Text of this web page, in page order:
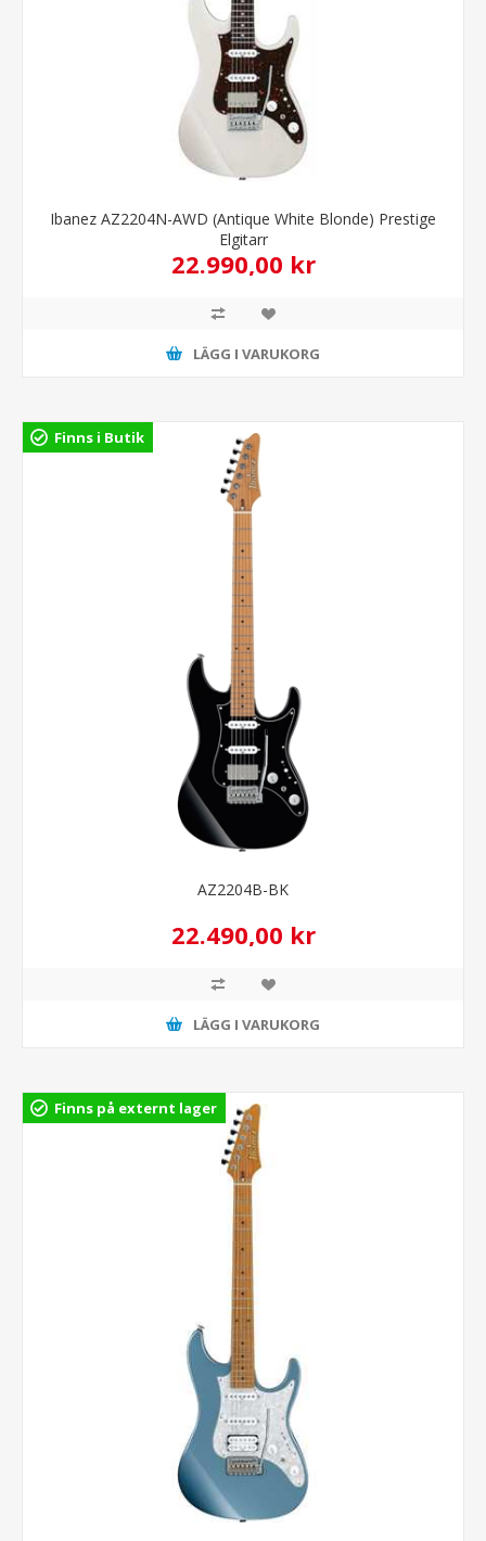
Ibanez AZ2204N-AWD (Antique White Blonde) Prestige
Elgitarr
22.990,00 kr
LÄGG I VARUKORG
Finns i Butik
AZ2204B-BK
22.490,00 kr
LÄGG I VARUKORG
Finns på externt lager